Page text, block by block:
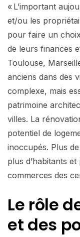
« L’important
et/ou les
pour faire un
de leurs finances
Toulouse,
anciens dans des
complexe, mais
patrimoine
villes. La
potentiel de
inoccupés. Plus
plus d’habitants
commerces des
Le rôle
et des